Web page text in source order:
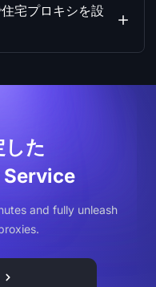
宅プロキシを設
した
and fully unleash